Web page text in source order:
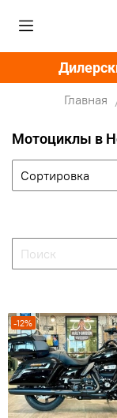
Главная
Мотоциклы в
-12%